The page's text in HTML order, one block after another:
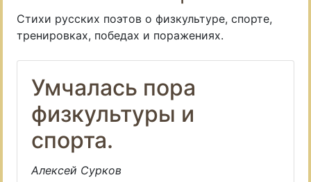
Стихи русских поэтов о физкультуре, спорте,
тренировках, победах и поражениях.
Умчалась пора
физкультуры и
спорта.
Алексей Сурков